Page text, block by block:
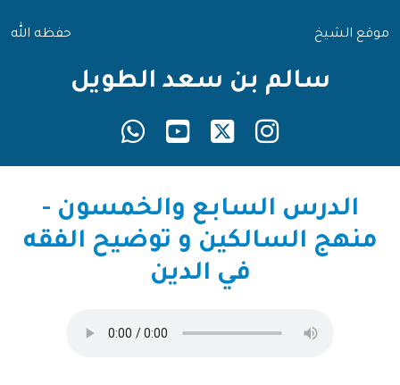
موقع الشيخ حفظه الله
سالم بن سعد الطويل
الدرس السابع والخمسون -
منهج السالكين و توضيح الفقه
في الدين